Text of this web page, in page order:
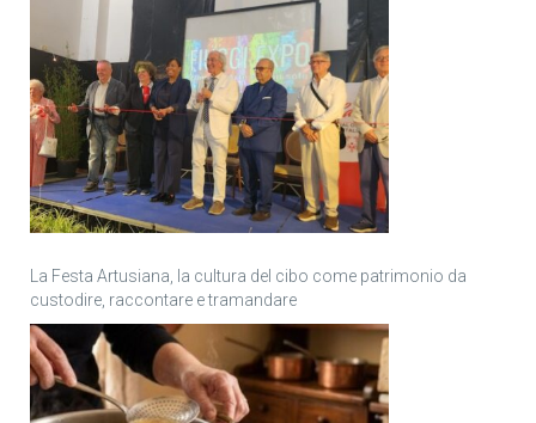
La Festa Artusiana, la cultura del cibo come patrimonio da
custodire, raccontare e tramandare